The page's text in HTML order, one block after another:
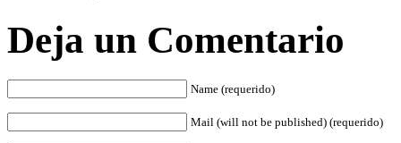
Deja un Comentario
Name (requerido)
Mail (will not be published) (requerido)